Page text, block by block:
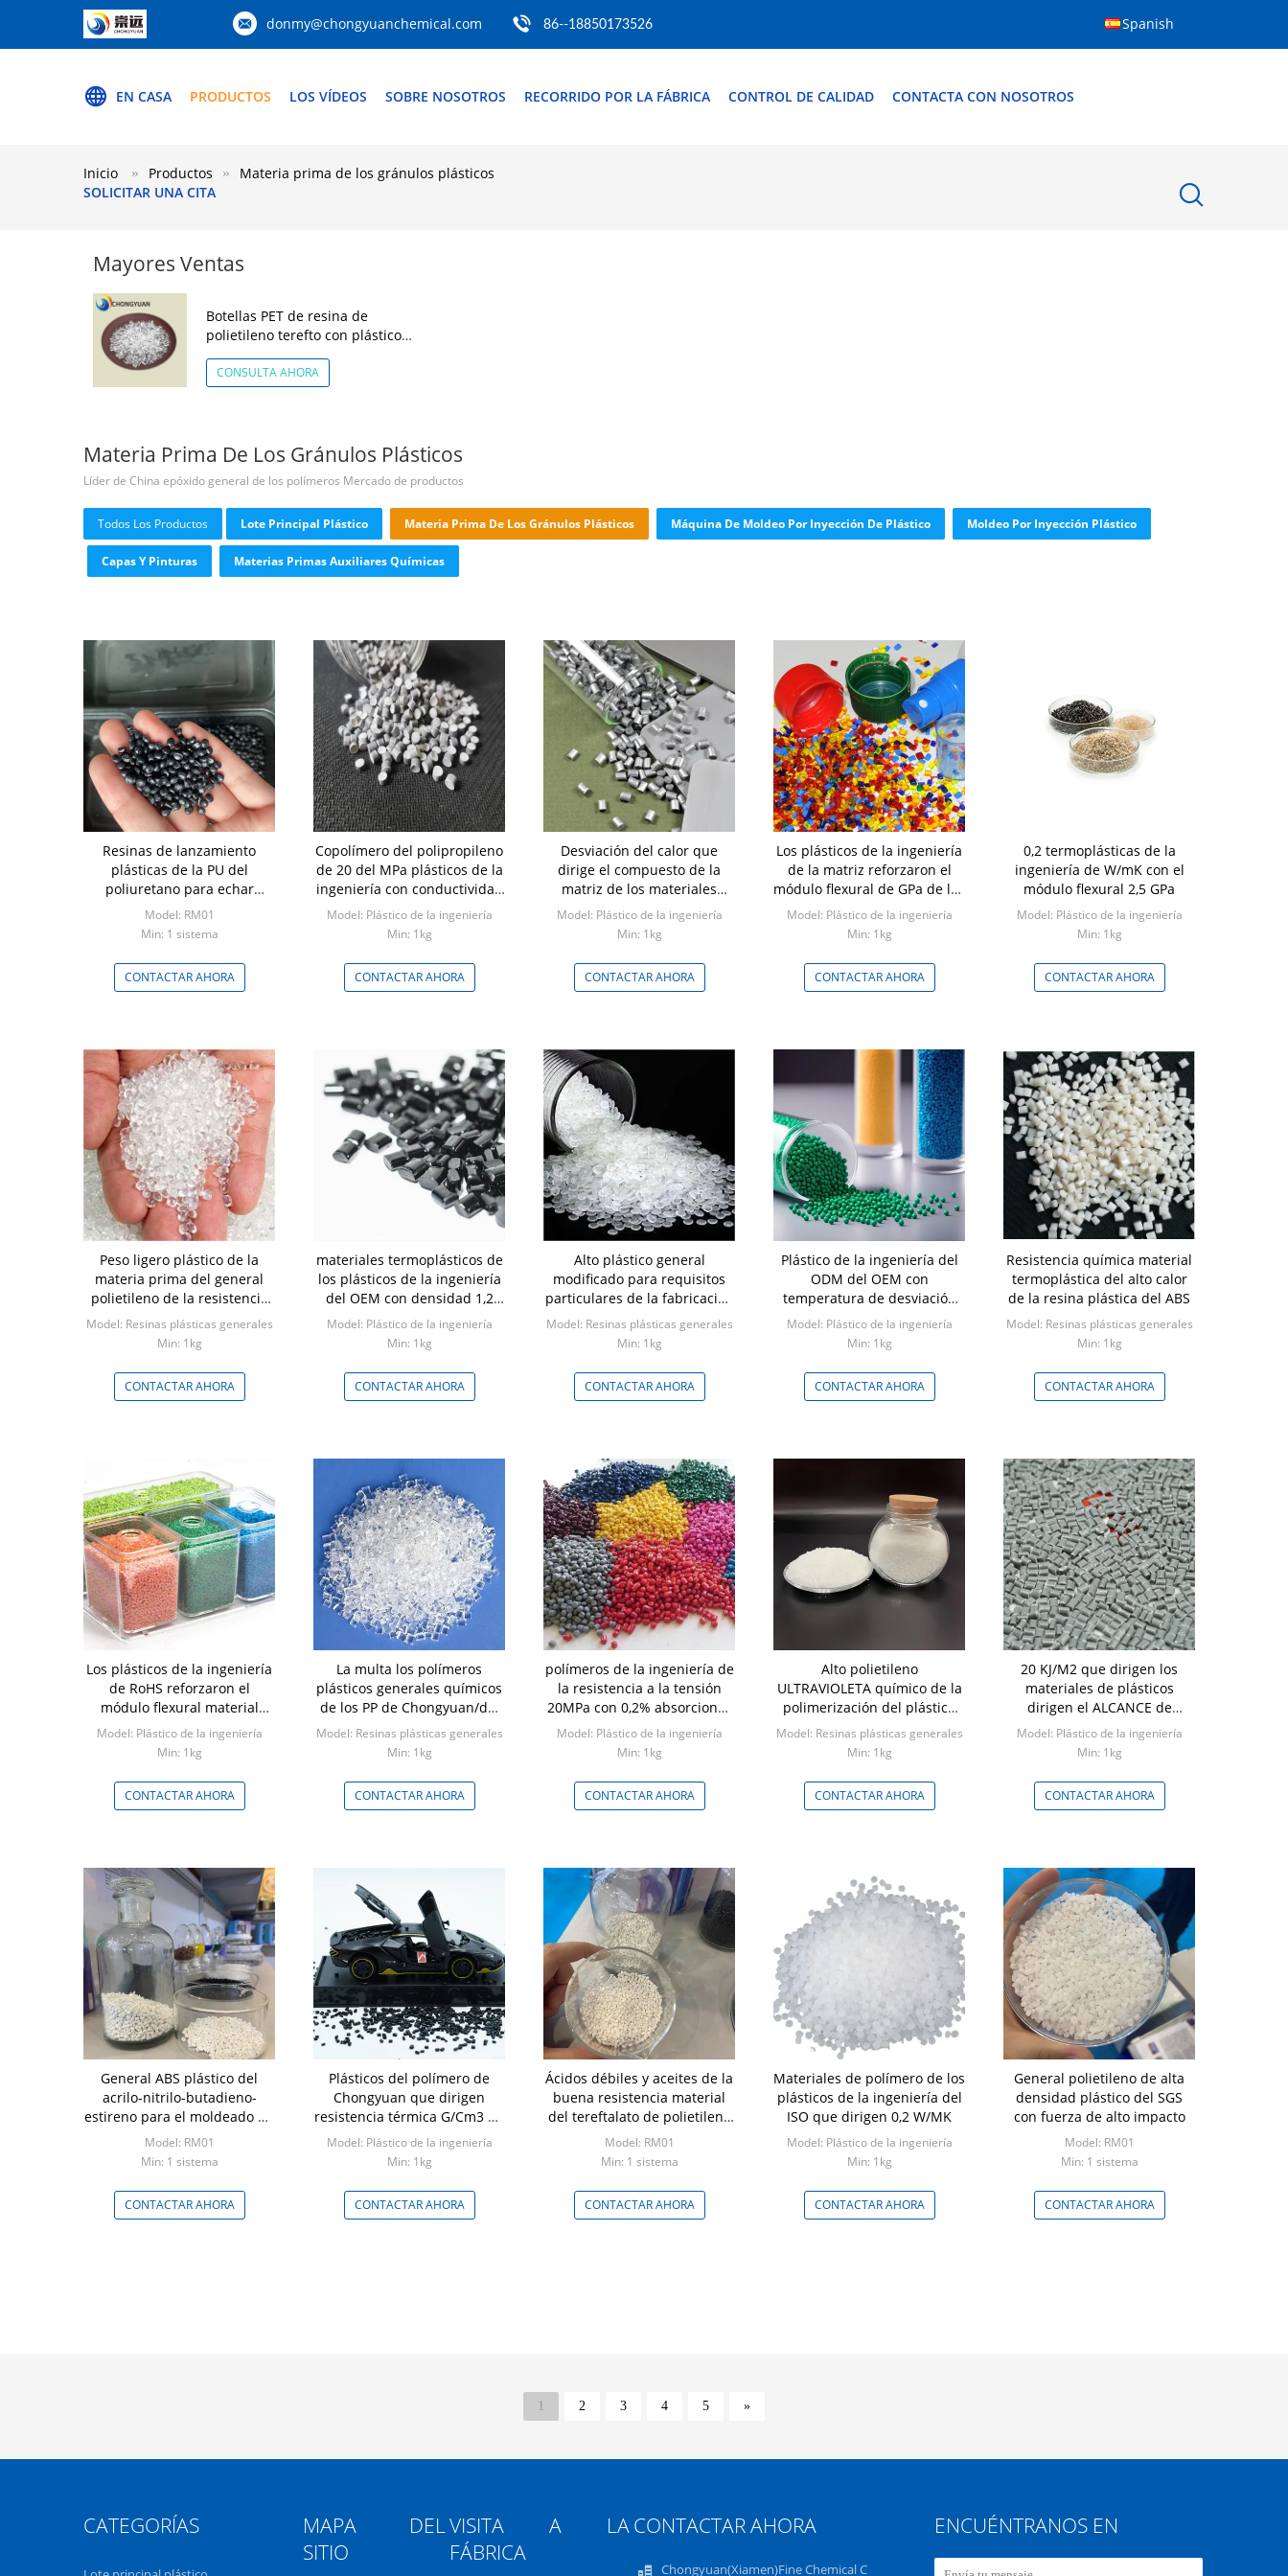
donmy@chongyuanchemical.com 86--18850173526 Spanish
EN CASA PRODUCTOS LOS VÍDEOS SOBRE NOSOTROS RECORRIDO POR LA FÁBRICA CONTROL DE CALIDAD CONTACTA CON NOSOTROS
SOLICITAR UNA CITA
Inicio Productos Materia prima de los gránulos plásticos
Mayores Ventas
Botellas PET de resina de
polietileno terefto con plástico
general para aplicaciones
amplias en botellas diversas
CONSULTA AHORA
Materia Prima De Los Gránulos Plásticos
Líder de China epóxido general de los polímeros Mercado de productos
Todos Los Productos Lote Principal Plástico Materia Prima De Los Gránulos Plásticos Máquina De Moldeo Por Inyección De Plástico Moldeo Por Inyección Plástico
Capas Y Pinturas Materias Primas Auxiliares Químicas
Resinas de lanzamiento
plásticas de la PU del
poliuretano para echar
objetos decorativos
Model: RM01
Min: 1 sistema
CONTACTAR AHORA
Copolímero del polipropileno
de 20 del MPa plásticos de la
ingeniería con conductividad
termal 0,2 W/MK
Model: Plástico de la ingeniería
Min: 1kg
CONTACTAR AHORA
Desviación del calor que
dirige el compuesto de la
matriz de los materiales
plásticos
Model: Plástico de la ingeniería
Min: 1kg
CONTACTAR AHORA
Los plásticos de la ingeniería
de la matriz reforzaron el
módulo flexural de GPa de los
compuestos 2,5 del polímero
Model: Plástico de la ingeniería
Min: 1kg
CONTACTAR AHORA
0,2 termoplásticas de la
ingeniería de W/mK con el
módulo flexural 2,5 GPa
Model: Plástico de la ingeniería
Min: 1kg
CONTACTAR AHORA
Peso ligero plástico de la
materia prima del general
polietileno de la resistencia
de fuego
Model: Resinas plásticas generales
Min: 1kg
CONTACTAR AHORA
materiales termoplásticos de
los plásticos de la ingeniería
del OEM con densidad 1,2
G/Cm3
Model: Plástico de la ingeniería
Min: 1kg
CONTACTAR AHORA
Alto plástico general
modificado para requisitos
particulares de la fabricación
del color resistente a los
choques
Model: Resinas plásticas generales
Min: 1kg
CONTACTAR AHORA
Plástico de la ingeniería del
ODM del OEM con
temperatura de desviación
de calor 90 grados
Model: Plástico de la ingeniería
Min: 1kg
CONTACTAR AHORA
Resistencia química material
termoplástica del alto calor
de la resina plástica del ABS
Model: Resinas plásticas generales
Min: 1kg
CONTACTAR AHORA
Los plásticos de la ingeniería
de RoHS reforzaron el
módulo flexural material
plástico de 2,5 GPa
Model: Plástico de la ingeniería
Min: 1kg
CONTACTAR AHORA
La multa los polímeros
plásticos generales químicos
de los PP de Chongyuan/del
PE resistencia térmica
Model: Resinas plásticas generales
Min: 1kg
CONTACTAR AHORA
polímeros de la ingeniería de
la resistencia a la tensión
20MPa con 0,2% absorciones
de agua
Model: Plástico de la ingeniería
Min: 1kg
CONTACTAR AHORA
Alto polietileno
ULTRAVIOLETA químico de la
polimerización del plástico
de la resistencia para el uso
industrial
Model: Resinas plásticas generales
Min: 1kg
CONTACTAR AHORA
20 KJ/M2 que dirigen los
materiales de plásticos
dirigen el ALCANCE de
Polymers
Model: Plástico de la ingeniería
Min: 1kg
CONTACTAR AHORA
General ABS plástico del
acrilo-nitrilo-butadieno-
estireno para el moldeado de
protuberancia
Model: RM01
Min: 1 sistema
CONTACTAR AHORA
Plásticos del polímero de
Chongyuan que dirigen
resistencia térmica G/Cm3 de
la densidad 1,2
Model: Plástico de la ingeniería
Min: 1kg
CONTACTAR AHORA
Ácidos débiles y aceites de la
buena resistencia material
del tereftalato de polietileno
del animal doméstico
Model: RM01
Min: 1 sistema
CONTACTAR AHORA
Materiales de polímero de los
plásticos de la ingeniería del
ISO que dirigen 0,2 W/MK
Model: Plástico de la ingeniería
Min: 1kg
CONTACTAR AHORA
General polietileno de alta
densidad plástico del SGS
con fuerza de alto impacto
Model: RM01
Min: 1 sistema
CONTACTAR AHORA
1 2 3 4 5 »
CATEGORÍAS
MAPA DEL
SITIO
VISITA A LA
FÁBRICA
CONTACTAR AHORA
Chongyuan(Xiamen)Fine Chemical C
ENCUÉNTRANOS EN